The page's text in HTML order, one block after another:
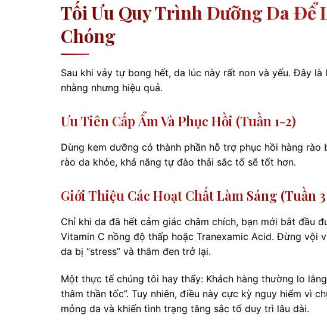
Tối Ưu Quy Trình Dưỡng Da Để
Chóng
Sau khi vảy tự bong hết, da lúc này rất non và yếu. Đây
nhàng nhưng hiệu quả.
Ưu Tiên Cấp Ẩm Và Phục Hồi (Tuần 1-2)
Dùng kem dưỡng có thành phần hỗ trợ phục hồi hàng rào
rào da khỏe, khả năng tự đào thải sắc tố sẽ tốt hơn.
Giới Thiệu Các Hoạt Chất Làm Sáng (Tuần
Chỉ khi da đã hết cảm giác châm chích, bạn mới bắt đầu
Vitamin C nồng độ thấp hoặc Tranexamic Acid. Đừng vội
da bị “stress” và thâm đen trở lại.
Một thực tế chúng tôi hay thấy: Khách hàng thường lo
thâm thần tốc”. Tuy nhiên, điều này cực kỳ nguy hiểm vì
mỏng da và khiến tình trạng tăng sắc tố duy trì lâu dài.